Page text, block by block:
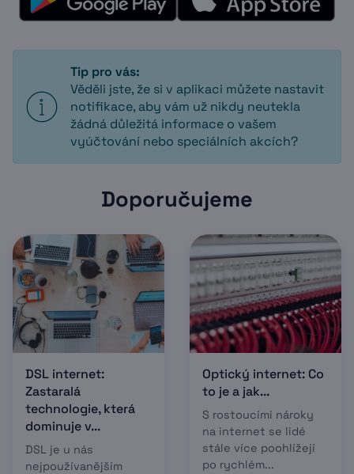
Tip pro vás:
Věděli jste, že si v aplikaci můžete nastavit
notifikace, aby vám už nikdy neutekla
žádná důležitá informace o vašem
vyúčtování nebo speciálních akcích?
Doporučujeme
DSL internet:
Zastaralá
technologie, která
dominuje v...
DSL je u nás
nejpoužívanějším
Optický internet: Co
to je a jak...
S rostoucími nároky
na internet se lidé
stále více poohlížejí
po rychlém...